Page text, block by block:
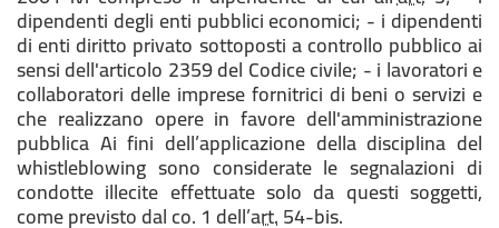
dipendenti degli enti pubblici economici; - i dipendenti
di enti diritto privato sottoposti a controllo pubblico ai
sensi dell'articolo 2359 del Codice civile; - i lavoratori e
collaboratori delle imprese fornitrici di beni o servizi e
che realizzano opere in favore dell'amministrazione
pubblica Ai fini dell’applicazione della disciplina del
whistleblowing sono considerate le segnalazioni di
condotte illecite effettuate solo da questi soggetti,
come previsto dal co. 1 dell’art.54-bis.